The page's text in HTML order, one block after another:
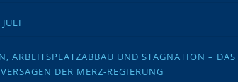
ARBEITSPLATZABBAU UND STAGNATION – DAS
DER MERZ-REGIERUNG